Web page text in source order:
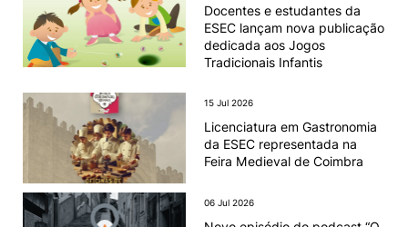
Docentes e estudantes da
ESEC lançam nova publicação
dedicada aos Jogos
Tradicionais Infantis
15 Jul 2026
Licenciatura em Gastronomia
da ESEC representada na
Feira Medieval de Coimbra
06 Jul 2026